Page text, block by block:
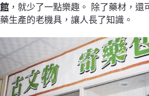
館 ，就少了一點樂趣。 除了藥材，還
藥生產的老機具，讓人長了知識。